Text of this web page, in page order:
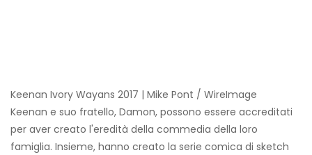
Keenan Ivory Wayans 2017 | Mike Pont / WireImage
Keenan e suo fratello, Damon, possono essere accreditati
per aver creato l'eredità della commedia della loro
famiglia. Insieme, hanno creato la serie comica di sketch